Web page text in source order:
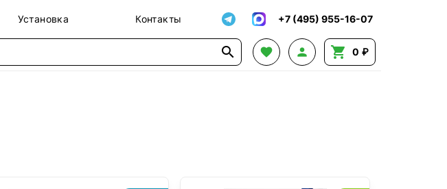
Установка Контакты +7 (495) 955-16-07
    0 ₽